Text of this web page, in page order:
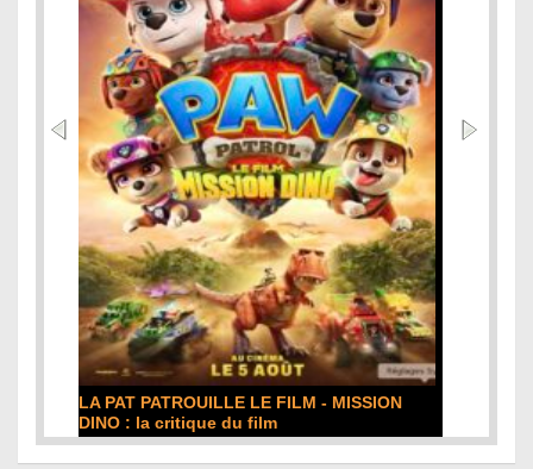
LA PAT PATROUILLE LE FILM - MISSION
DINO : la critique du film